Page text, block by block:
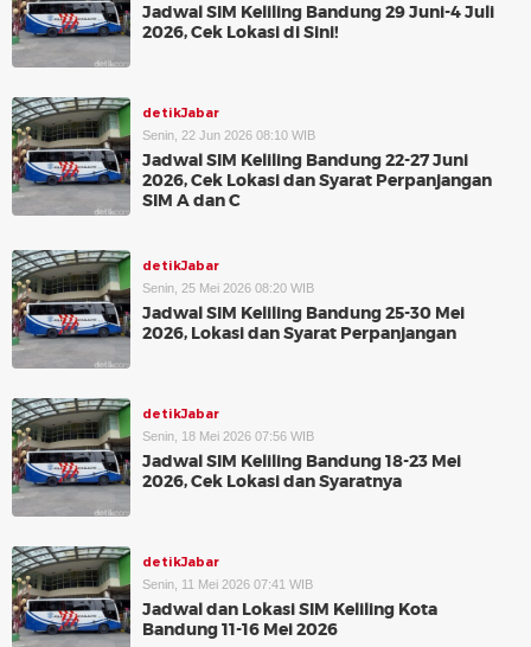
Jadwal SIM Keliling Bandung 29 Juni-4 Juli
2026, Cek Lokasi di Sini!
detikJabar
Senin, 22 Jun 2026 08:10 WIB
Jadwal SIM Keliling Bandung 22-27 Juni
2026, Cek Lokasi dan Syarat Perpanjangan
SIM A dan C
detikJabar
Senin, 25 Mei 2026 08:20 WIB
Jadwal SIM Keliling Bandung 25-30 Mei
2026, Lokasi dan Syarat Perpanjangan
detikJabar
Senin, 18 Mei 2026 07:56 WIB
Jadwal SIM Keliling Bandung 18-23 Mei
2026, Cek Lokasi dan Syaratnya
detikJabar
Senin, 11 Mei 2026 07:41 WIB
Jadwal dan Lokasi SIM Keliling Kota
Bandung 11-16 Mei 2026